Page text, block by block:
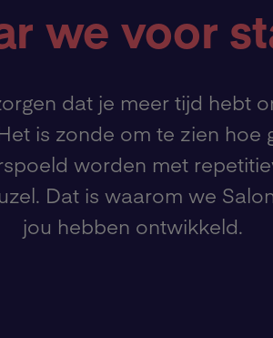
we voor
dat je meer tijd hebt
is zonde om te zien hoe
worden met
Dat is waarom we
jou hebben ontwikkeld.